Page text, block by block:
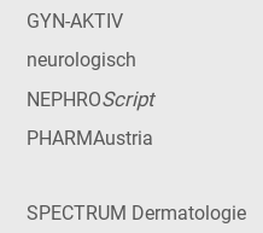
GYN-AKTIV
neurologisch
NEPHROScript
PHARMAustria
SPECTRUM Dermatologie